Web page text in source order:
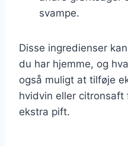
svampe.
Disse ingredienser
du har hjemme, og
også muligt at tilføje
hvidvin eller
ekstra pift.